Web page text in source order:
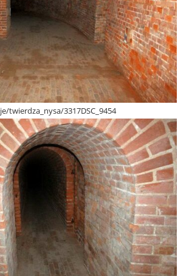
twierdza_nysa/3317DSC_9454